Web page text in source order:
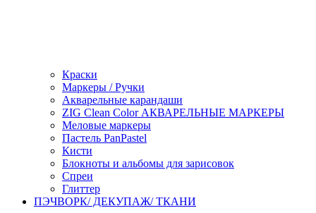
Краски
Маркеры / Ручки
Акварельные карандаши
ZIG Clean Color АКВАРЕЛЬНЫЕ МАРКЕРЫ
Меловые маркеры
Пастель PanPastel
Кисти
Блокноты и альбомы для зарисовок
Спреи
Глиттер
ПЭЧВОРК/ ДЕКУПАЖ/ ТКАНИ